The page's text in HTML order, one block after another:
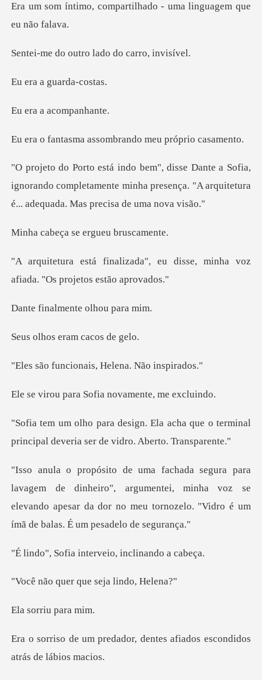
partilhado - uma lingu
utro lado do c
a guard
a acomp
assombrando meu
fia,
ignorando completamente minha presença. "A arqu
a se ergueu
", eu disse, minha voz
afiada.
lmente olh
eram caco
onais, Helena.
a Sofia novament
acha que o terminal
principal deveri
nheiro", argumentei, minha voz se
elevando apesar da dor no meu
interveio, incl
r que seja li
rriu p
or, dentes afiados escondi